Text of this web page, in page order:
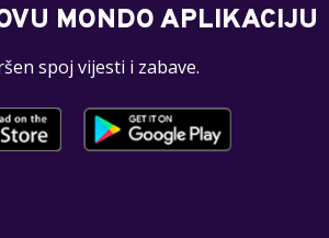
MONDO APLIKACIJU
spoj vijesti i zabave.